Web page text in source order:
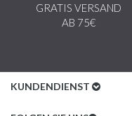
GRATIS VERSAND
AB 75€
KUNDENDIENST
Kundenservice